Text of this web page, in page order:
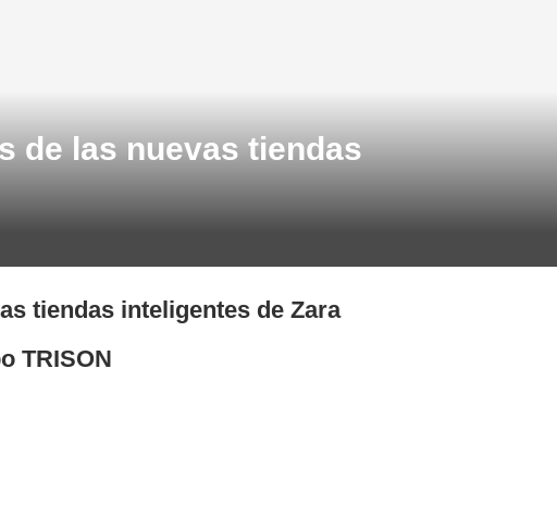
de las nuevas tiendas
tiendas inteligentes de Zara
TRISON